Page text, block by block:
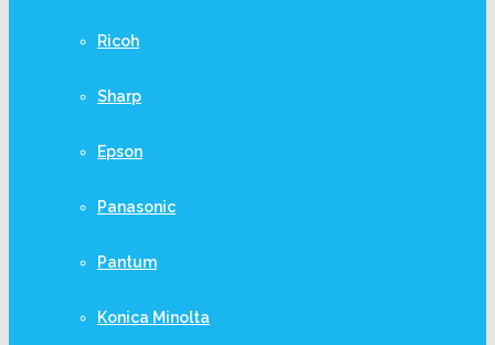
Ricoh
Sharp
Epson
Panasonic
Pantum
Konica Minolta